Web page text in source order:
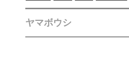
ヤマボウシ